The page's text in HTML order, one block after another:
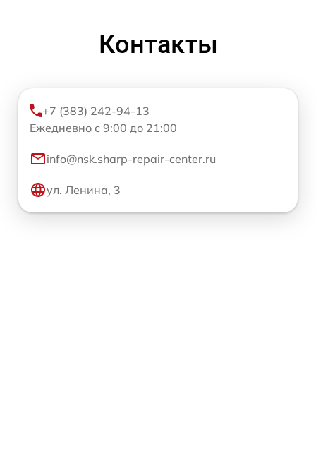
Контакты
+7 (383) 242-94-13
Ежедневно с 9:00 до 21:00
info@nsk.sharp-repair-center.ru
ул. Ленина, 3